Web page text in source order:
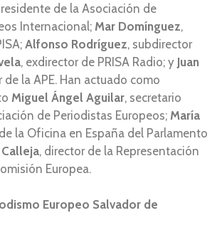
de la Asociación de
Internacional; Mar Domínguez,
Alfonso Rodríguez, subdirector
, exdirector de PRISA Radio; y Juan
de la APE. Han actuado como
Miguel Ángel Aguilar, secretario
de Periodistas Europeos; María
la Oficina en España del Parlamento
, director de la Representación
Europea.
Europeo Salvador de